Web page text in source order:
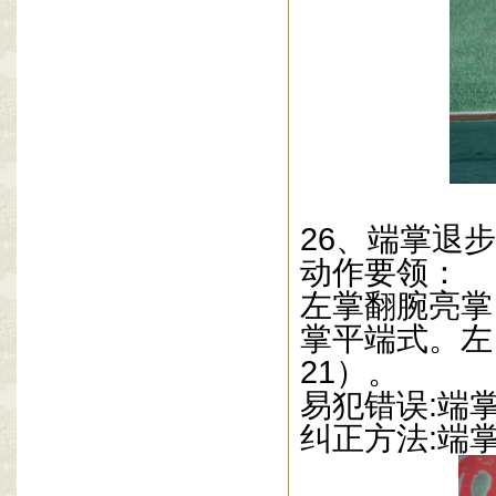
26、端掌退步
动作要领：
左掌翻腕亮
掌平端式。
21）。
易犯错误:端
纠正方法:端